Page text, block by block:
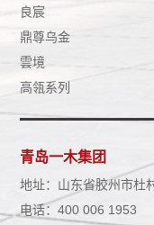
良宸
鼎尊乌金
雲境
高瓴系列
青岛一木集团
地址：山东省胶州市杜
电话：400 006 1953